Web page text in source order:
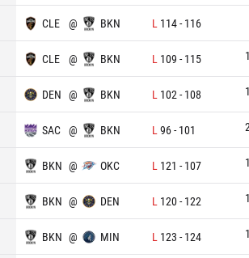
CLE @ BKN L 114- 116
CLE @ BKN L 109 - 115
DEN @ BKN L 102 - 108
SAC @ BKN L 96- 101
BKN @ OKC L 121 - 107
BKN @ DEN L 120- 122
BKN @ MIN L 123 - 124